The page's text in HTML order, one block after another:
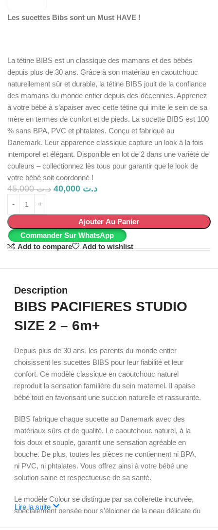
Les sucettes Bibs sont un Must HAVE !
La tétine BIBS est un classique des mamans et des bébés
depuis plus de 30 ans. Grâce à son matériau en caoutchouc
naturellement sûr et durable, la tétine BIBS jouit de la confiance
des mamans du monde entier depuis des décennies. Apprenez
à votre bébé à s’apaiser avec cette tétine qui imite le sein de sa
mère en termes de confort et de pieds. La sucette BIBS est 100
% sans BPA, PVC et phtalates. Conçu et fabriqué au
Danemark. Leur apparence classique capture un look à la fois
intemporel et élégant. Disponible en lot de 2 dans une variété de
couleurs – collectionnez lès tous pour garantir que le look de
votre bébé soit coordonné !
د.ت45,000 د.ت
Ajouter Au Panier
Commander Sur WhatsApp
Add to compare
Add to wishlist
Description
BIBS PACIFIERES STUDIO
SIZE 2 – 6m+
Depuis plus de 30 ans, les parents du monde entier
choisissent les sucettes BIBS pour leur fiabilité et leur
confort. Ce modèle classique en caoutchouc naturel
reproduit la sensation familière du sein maternel. Il apaise
bébé tout en favorisant une succion naturelle et rassurante.
BIBS fabrique chaque sucette au Danemark avec des
matériaux sûrs et de qualité. Le caoutchouc naturel, à la
fois doux et souple, garantit une sensation agréable en
bouche. De plus, toutes les pièces ne contiennent ni BPA,
ni PVC, ni phtalates. Vous offrez ainsi à votre bébé une
solution saine et respectueuse de sa santé.
Le modèle Colour se distingue par sa collerette incurvée,
spécialement pensée pour s’éloigner de la peau délicate du
Lire la suite